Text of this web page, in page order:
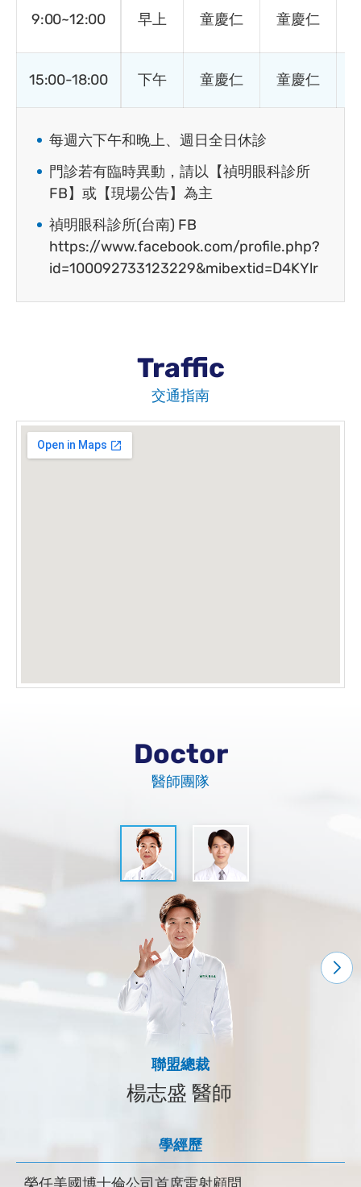
9:00~12:00
15:00-18:00
早上 童慶仁 童慶仁
下午 童慶仁 童慶仁
每週六下午和晚上、週日全日休診
門診若有臨時異動，請以【禎明眼科診所
FB】或【現場公告】為主
禎明眼科診所(台南) FB
https://www.facebook.com/profile.php?
id=100092733123229&mibextid=D4KYlr
Traffic
交通指南
Doctor
醫師團隊
聯盟總裁
楊志盛 醫師
學經歷
禎明眼科診所院長
學經歷